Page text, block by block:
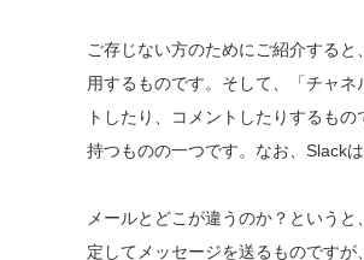
ご存じない方のためにご紹介する
用するものです。そして、「チャ
トしたり、コメントしたりするも
持つものの一つです。なお、Slack
メールとどこが違うのか？という
定してメッセージを送るものです